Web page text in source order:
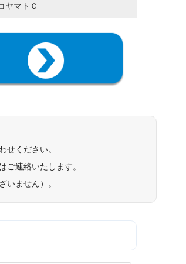
ヤマトＣ
せください。
ご連絡いたします。
いません）。